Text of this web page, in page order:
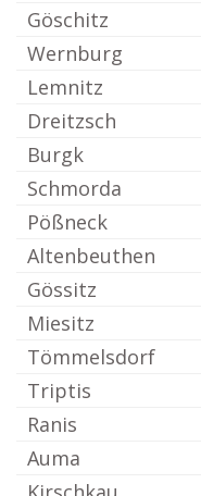
Göschitz
Wernburg
Lemnitz
Dreitzsch
Burgk
Schmorda
Pößneck
Altenbeuthen
Gössitz
Miesitz
Tömmelsdorf
Triptis
Ranis
Auma